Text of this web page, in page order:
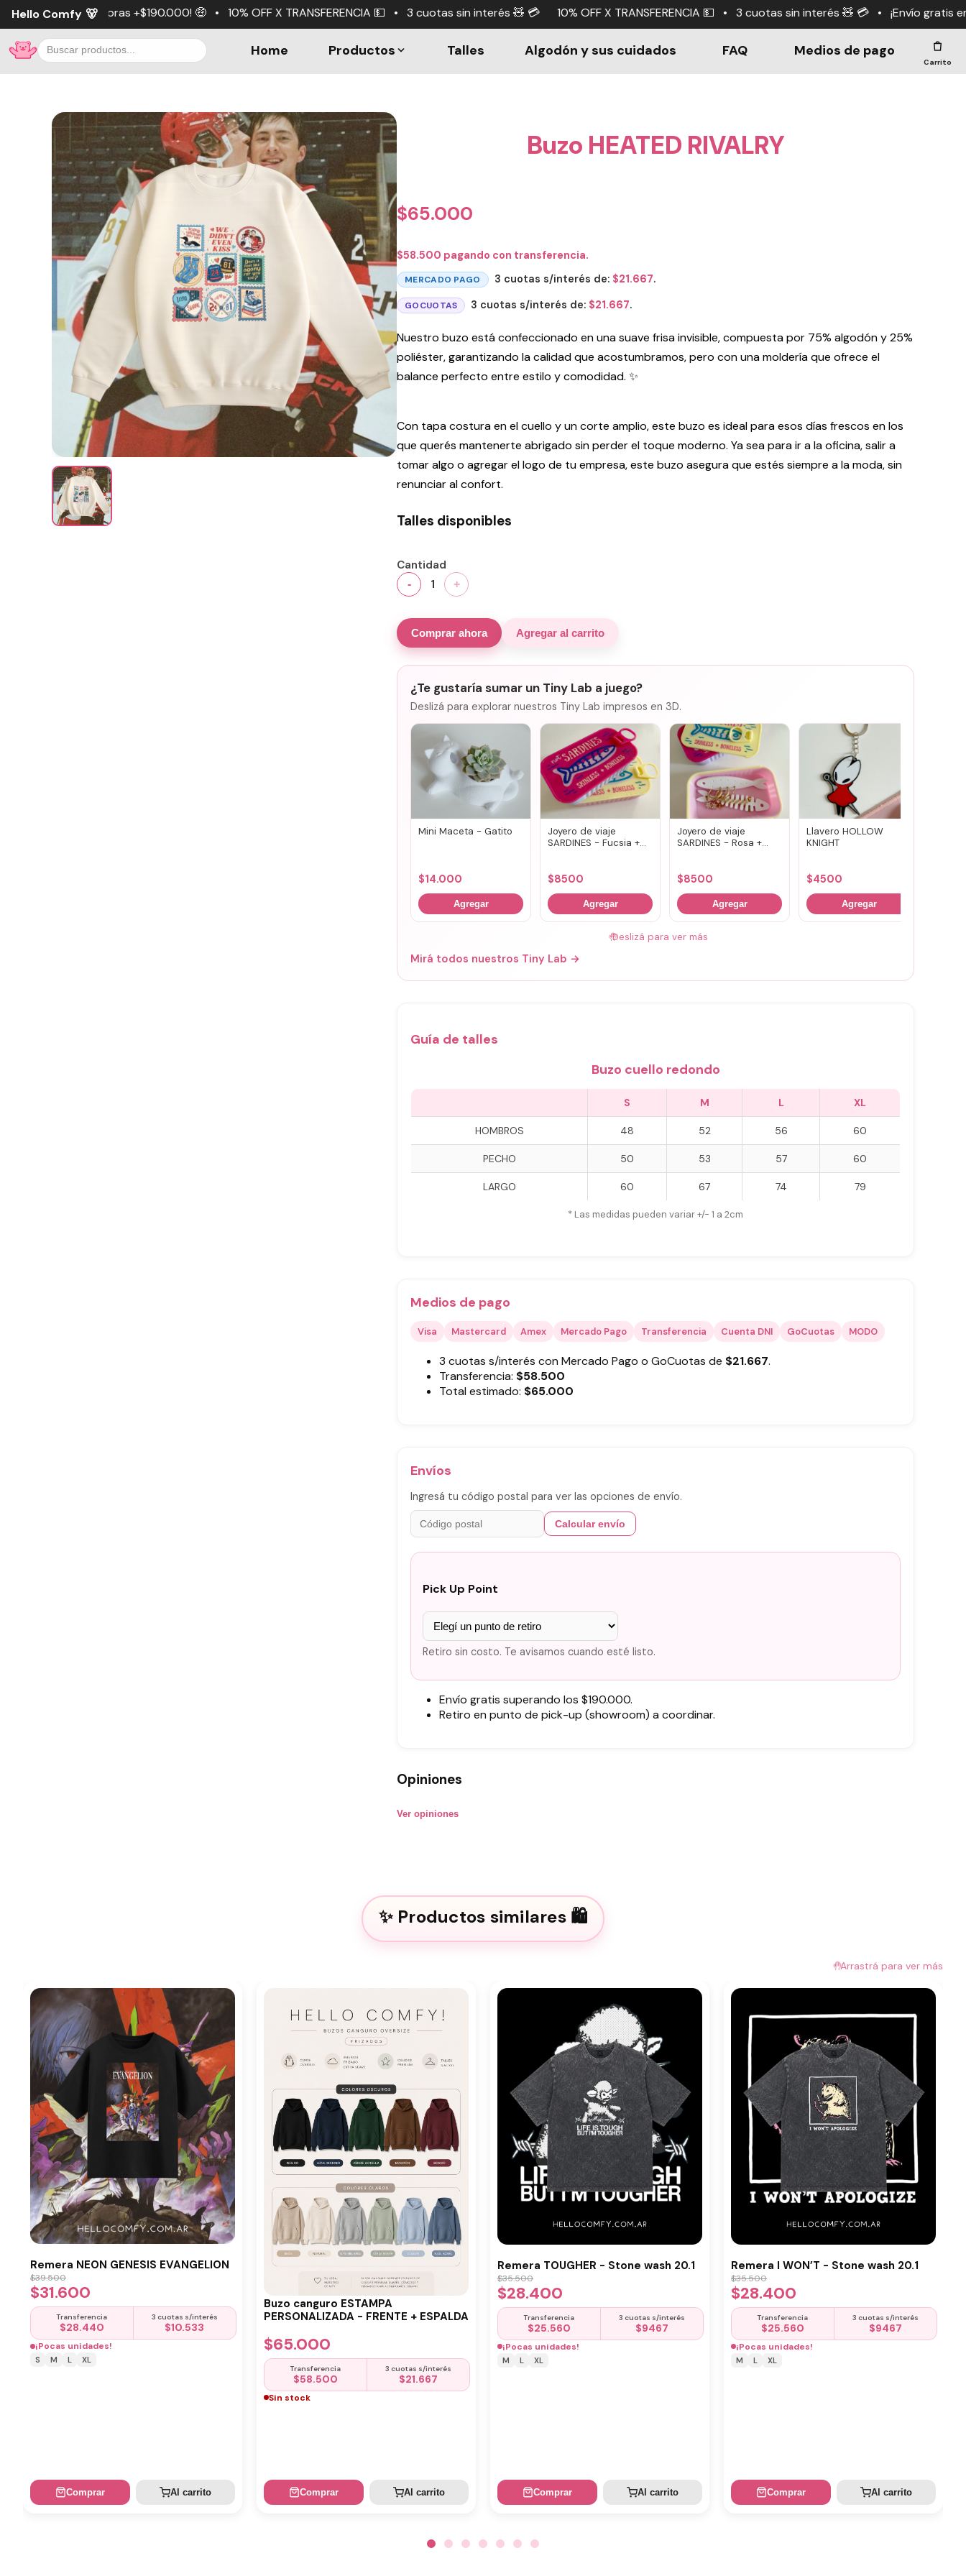
Hello Comfy 🐻
+$190.000! 🤑 • 10% OFF X TRANSFERENCIA 💵 • 3 cuotas sin interés 🧸 💳 10% OFF X TRANSFERENCIA 💵 • 3 cuotas sin interés 🧸 💳 • ¡Envío gratis en compras
Home Productos Talles Algodón y sus cuidados FAQ Medios de pago
Carrito
Buzo HEATED RIVALRY
$65.000
$58.500 pagando con transferencia.
MERCADO PAGO 3 cuotas s/interés de: $21.667.
GOCUOTAS 3 cuotas s/interés de: $21.667.
Nuestro buzo está confeccionado en una suave frisa invisible, compuesta por 75% algodón y 25%
poliéster, garantizando la calidad que acostumbramos, pero con una moldería que ofrece el
balance perfecto entre estilo y comodidad. ✨
Con tapa costura en el cuello y un corte amplio, este buzo es ideal para esos días frescos en los
que querés mantenerte abrigado sin perder el toque moderno. Ya sea para ir a la oficina, salir a
tomar algo o agregar el logo de tu empresa, este buzo asegura que estés siempre a la moda, sin
renunciar al confort.
Talles disponibles
Cantidad
- 1 +
Comprar ahora Agregar al carrito
¿Te gustaría sumar un Tiny Lab a juego?
Deslizá para explorar nuestros Tiny Lab impresos en 3D.
Mini Maceta - Gatito
$14.000
Agregar
Joyero de viaje
SARDINES - Fucsia +
$8500
Agregar
Joyero de viaje
SARDINES - Rosa +
$8500
Agregar
Llavero HOLLOW
KNIGHT
$4500
Agregar
🤚Deslizá para ver más
Mirá todos nuestros Tiny Lab →
Guía de talles
Buzo cuello redondo
S M L XL
HOMBROS 48 52 56 60
PECHO 50 53 57 60
LARGO 60 67 74 79
* Las medidas pueden variar +/- 1 a 2cm
Medios de pago
Visa Mastercard Amex Mercado Pago Transferencia Cuenta DNI GoCuotas MODO
3 cuotas s/interés con Mercado Pago o GoCuotas de $21.667.
Transferencia: $58.500
Total estimado: $65.000
Envíos
Ingresá tu código postal para ver las opciones de envío.
Calcular envío
Pick Up Point
Retiro sin costo. Te avisamos cuando esté listo.
Envío gratis superando los $190.000.
Retiro en punto de pick-up (showroom) a coordinar.
Opiniones
Ver opiniones
Productos similares
🤚Arrastrá para ver más
Remera NEON GENESIS EVANGELION
$39.500
$31.600
Transferencia
$28.440
3 cuotas s/interés
$10.533
¡Pocas unidades!
S M L XL
Comprar Al carrito
Buzo canguro ESTAMPA
PERSONALIZADA - FRENTE + ESPALDA
$65.000
Transferencia
$58.500
3 cuotas s/interés
$21.667
Sin stock
Comprar Al carrito
Remera TOUGHER - Stone wash 20.1
$35.500
$28.400
Transferencia
$25.560
3 cuotas s/interés
$9467
¡Pocas unidades!
M L XL
Comprar Al carrito
Remera I WON’T - Stone wash 20.1
$35.500
$28.400
Transferencia
$25.560
3 cuotas s/interés
$9467
¡Pocas unidades!
M L XL
Comprar Al carrito